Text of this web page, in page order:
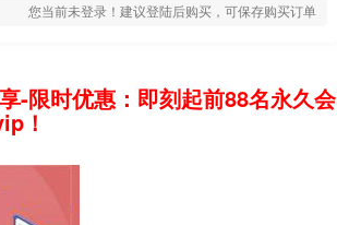
您当前未登录！建议登陆后购买，可保存购买订单
-限时优惠：即刻起前88名永久会
！